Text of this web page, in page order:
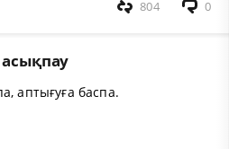
0
804
асықпау
аптығуға баспа.